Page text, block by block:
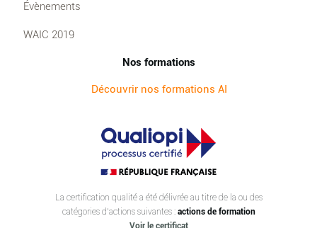
Évènements
WAIC 2019
Nos formations
Découvrir nos formations AI
La certification qualité a été délivrée au titre de la ou des
catégories d’actions suivantes :actions de formation